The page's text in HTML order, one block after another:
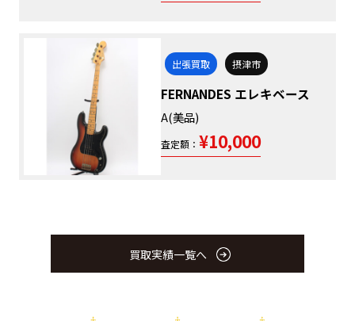
出張買取 摂津市
FERNANDES エレキベース
A(美品)
査定額： ¥10,000
買取実績一覧へ